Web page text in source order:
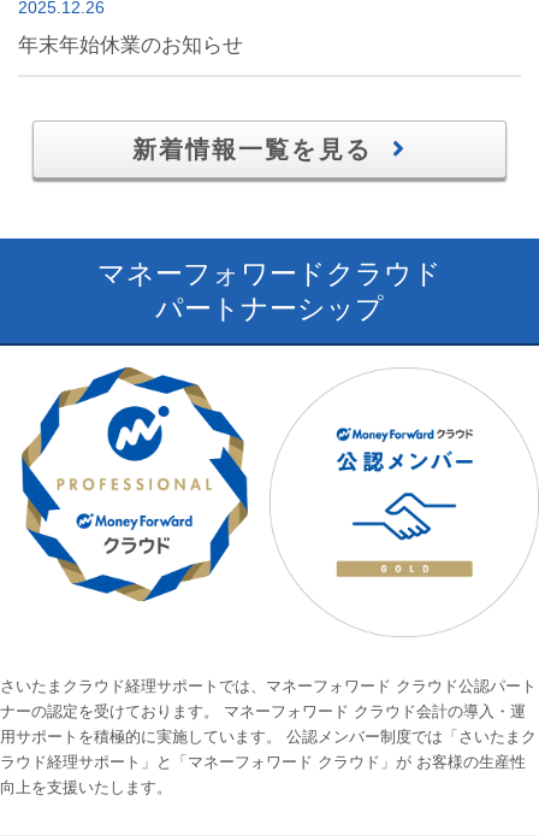
2025.12.26
年末年始休業のお知らせ
新着情報一覧を見る
マネーフォワードクラウド
パートナーシップ
さいたまクラウド経理サポートでは、マネーフォワード クラウド公認パート
ナーの認定を受けております。 マネーフォワード クラウド会計の導入・運
用サポートを積極的に実施しています。 公認メンバー制度では「さいたまク
ラウド経理サポート」と「マネーフォワード クラウド」が お客様の生産性
向上を支援いたします。